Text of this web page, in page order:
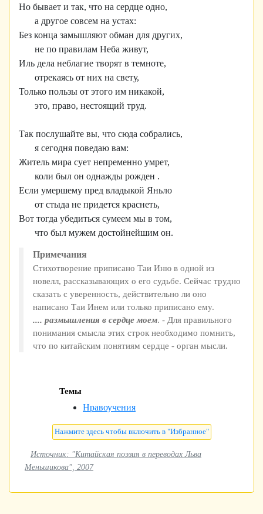
Но бывает и так, что на сердце одно,
а другое совсем на устах:
Без конца замышляют обман для других,
не по правилам Неба живут,
Иль дела неблагие творят в темноте,
отрекаясь от них на свету,
Только пользы от этого им никакой,
это, право, нестоящий труд.
Так послушайте вы, что сюда собрались,
я сегодня поведаю вам:
Житель мира сует непременно умрет,
коли был он однажды рожден .
Если умершему пред владыкой Яньло
от стыда не придется краснеть,
Вот тогда убедиться сумеем мы в том,
что был мужем достойнейшим он.
Примечания
Стихотворение приписано Таи Иню в одной из
новелл, рассказывающих о его судьбе. Сейчас трудно
сказать с уверенность, действительно ли оно
написано Таи Инем или только приписано ему.
.... размышления в сердце моем. - Для правильного
понимания смысла этих строк необходимо помнить,
что по китайским понятиям сердце - орган мысли.
Темы
Нравоучения
Источник: "Китайская поэзия в переводах Льва
Меньшикова", 2007